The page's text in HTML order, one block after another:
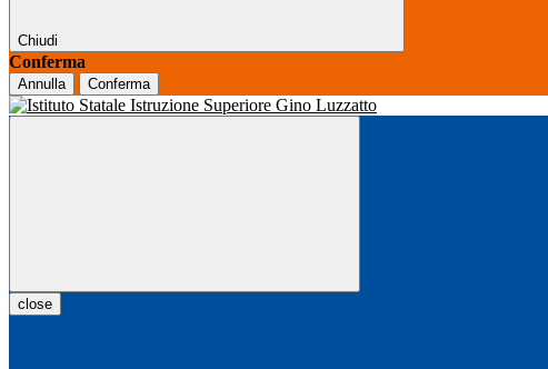
Chiudi
Conferma
Annulla Conferma
close